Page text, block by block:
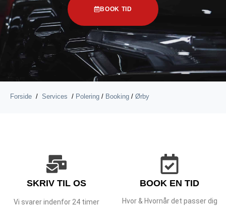
BOOK TID
Forside / Services / Polering / Booking / Ørby
SKRIV TIL OS
Vi svarer indenfor 24 timer
BOOK EN TID
Hvor & Hvornår det passer dig